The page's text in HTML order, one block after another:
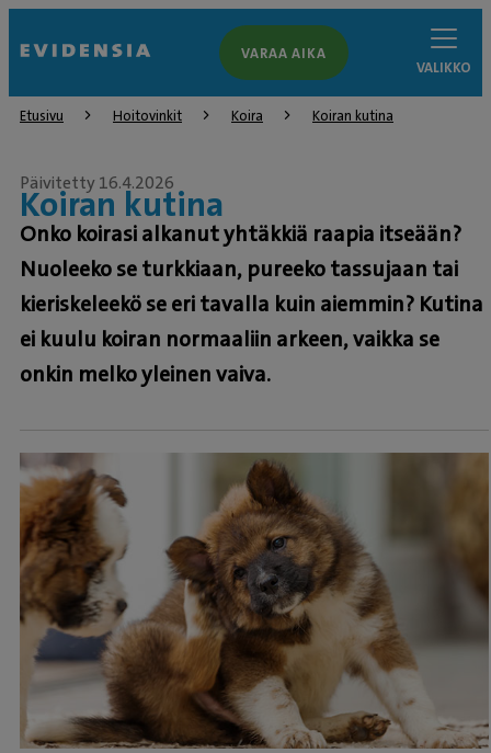
VARAA AIKA
VALIKKO
Etusivu Hoitovinkit Koira Koiran kutina
Koiran kutina
Päivitetty 16.4.2026
Onko koirasi alkanut yhtäkkiä raapia itseään?
Nuoleeko se turkkiaan, pureeko tassujaan tai
kieriskeleekö se eri tavalla kuin aiemmin? Kutina
ei kuulu koiran normaaliin arkeen, vaikka se
onkin melko yleinen vaiva.